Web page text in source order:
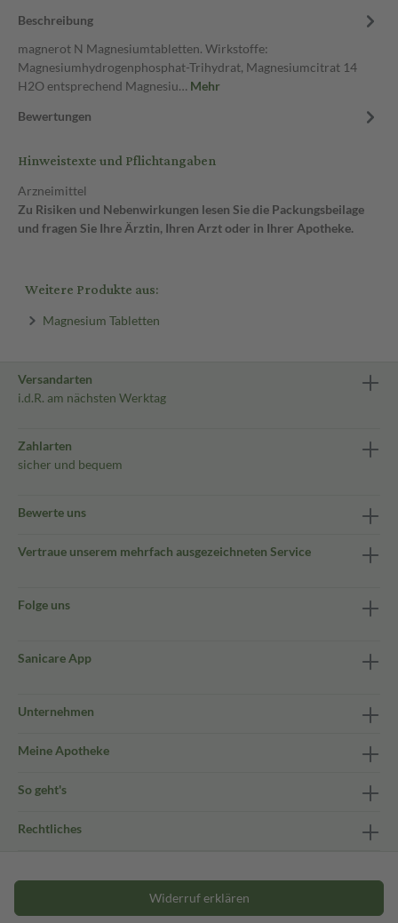
Beschreibung
magnerot N Magnesiumtabletten. Wirkstoffe:
Magnesiumhydrogenphosphat-Trihydrat, Magnesiumcitrat 14
H2O entsprechend Magnesiu… Mehr
Bewertungen
Hinweistexte und Pflichtangaben
Arzneimittel
Zu Risiken und Nebenwirkungen lesen Sie die Packungsbeilage
und fragen Sie Ihre Ärztin, Ihren Arzt oder in Ihrer Apotheke.
Weitere Produkte aus:
Magnesium Tabletten
Versandarten
i.d.R. am nächsten Werktag
Zahlarten
sicher und bequem
Bewerte uns
Vertraue unserem mehrfach ausgezeichneten Service
Folge uns
Sanicare App
Unternehmen
Meine Apotheke
So geht's
Rechtliches
Widerruf erklären